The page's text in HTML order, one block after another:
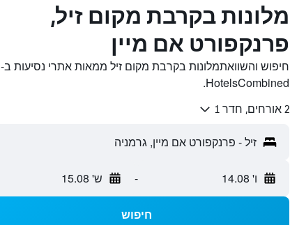
מלונות בקרבת מקום זיל,
פרנקפורט אם מיין
חיפוש והשוואתמלונות בקרבת מקום זיל ממאות אתרי נסיעות ב-
HotelsCombined.
2 אורחים, חדר 1
ו' 14.08 - ש' 15.08
חיפוש